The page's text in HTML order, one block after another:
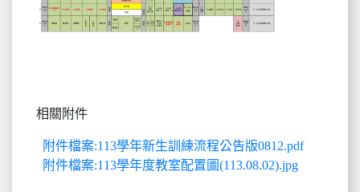
相關附件
附件檔案:113學年新生訓練流程公告版0812.pdf
附件檔案:113學年度教室配置圖(113.08.02).jpg